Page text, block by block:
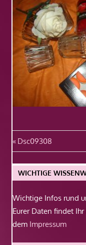
Vorheriger
Beitrag:
Dsc09308
WICHTIGE
Wichtige Infos rund
Eurer Daten findet
dem Impressum